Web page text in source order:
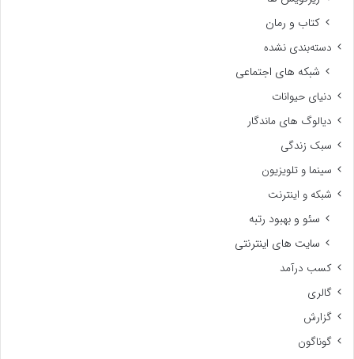
کتاب و رمان
دسته‌بندی نشده
شبکه های اجتماعی
دنیای حیوانات
دیالوگ های ماندگار
سبک زندگی
سینما و تلویزیون
شبکه و اینترنت
سئو و بهبود رتبه
سایت های اینترنتی
کسب درآمد
گالری
گزارش
گوناگون